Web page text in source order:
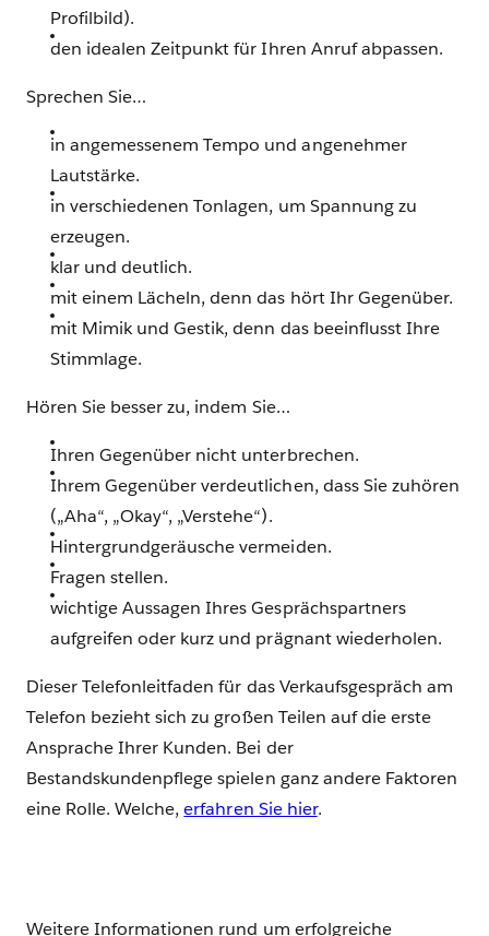
Profilbild).
den idealen Zeitpunkt für Ihren Anruf abpassen.
Sprechen Sie…
in angemessenem Tempo und angenehmer
Lautstärke.
in verschiedenen Tonlagen, um Spannung zu
erzeugen.
klar und deutlich.
mit einem Lächeln, denn das hört Ihr Gegenüber.
mit Mimik und Gestik, denn das beeinflusst Ihre
Stimmlage.
Hören Sie besser zu, indem Sie…
Ihren Gegenüber nicht unterbrechen.
Ihrem Gegenüber verdeutlichen, dass Sie zuhören
(„Aha“, „Okay“, „Verstehe“).
Hintergrundgeräusche vermeiden.
Fragen stellen.
wichtige Aussagen Ihres Gesprächspartners
aufgreifen oder kurz und prägnant wiederholen.
Dieser Telefonleitfaden für das Verkaufsgespräch am
Telefon bezieht sich zu großen Teilen auf die erste
Ansprache Ihrer Kunden. Bei der
Bestandskundenpflege spielen ganz andere Faktoren
eine Rolle. Welche,erfahren Sie hier.
Weitere Informationen rund um erfolgreiche